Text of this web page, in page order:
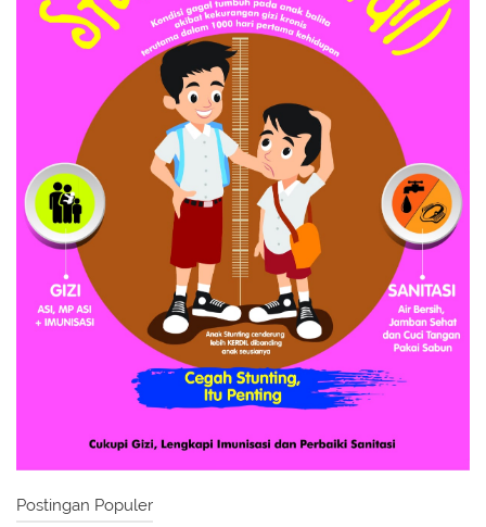
Postingan Populer